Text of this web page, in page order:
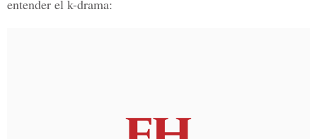
entender el k-drama: